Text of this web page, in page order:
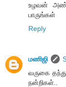
உழவன்
பாருங்கள்
Reply
மணிஜி
வருகை
நன்றிகள்..